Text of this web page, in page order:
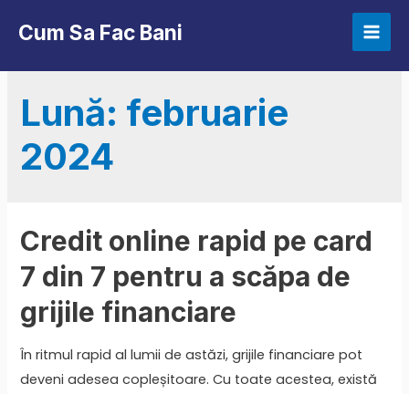
Cum Sa Fac Bani
Lună: februarie
2024
Credit online rapid pe card
7 din 7 pentru a scăpa de
grijile financiare
În ritmul rapid al lumii de astăzi, grijile financiare pot
deveni adesea copleșitoare. Cu toate acestea, există